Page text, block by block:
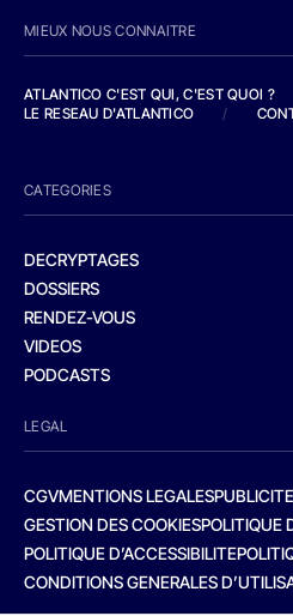
MIEUX NOUS CONNAITRE
ATLANTICO C'EST QUI, C'EST QUOI ?
LE RESEAU D'ATLANTICO
/
CATEGORIES
DECRYPTAGES
DOSSIERS
RENDEZ-VOUS
VIDEOS
PODCASTS
LEGAL
CGVMENTIONS LEGALES
GESTION DES COOKIESPOLITIQUE
POLITIQUE D’ACCESSIBILITE
CONDITIONS GENERALES